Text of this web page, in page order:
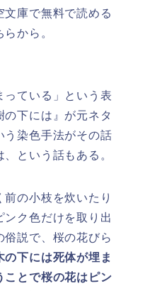
庫で無料で読める
から。
っている」という表
下には』が元ネタ
う染色手法がその話
という話もある。
前の小枝を炊いたり
ク色だけを取り出
俗説で、桜の花びら
の下には死体が埋ま
ことで桜の花はピン